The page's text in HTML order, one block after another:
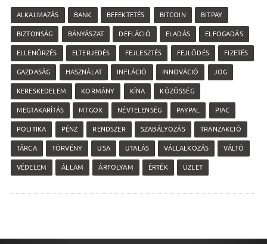
ALKALMAZÁS BANK BEFEKTETÉS BITCOIN BITPAY
BIZTONSÁG BÁNYÁSZAT DEFLÁCIÓ ELADÁS ELFOGADÁS
ELLENŐRZÉS ELTERJEDÉS FEJLESZTÉS FEJLŐDÉS FIZETÉS
GAZDASÁG HASZNÁLAT INFLÁCIÓ INNOVÁCIÓ JOG
KERESKEDELEM KORMÁNY KÍNA KÖZÖSSÉG
MEGTAKARÍTÁS MTGOX NÉVTELENSÉG PAYPAL PIAC
POLITIKA PÉNZ RENDSZER SZABÁLYOZÁS TRANZAKCIÓ
TÁRCA TÖRVÉNY USA UTALÁS VÁLLALKOZÁS VÁLTÓ
VÉDELEM ÁLLAM ÁRFOLYAM ÉRTÉK ÜZLET